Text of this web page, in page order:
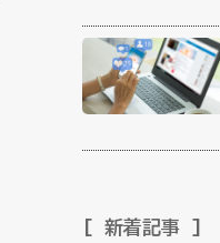
新着記事